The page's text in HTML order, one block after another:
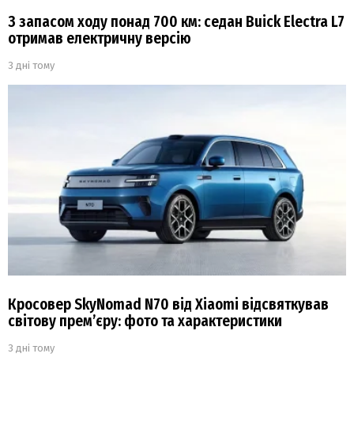
З запасом ходу понад 700 км: седан Buick Electra L7
отримав електричну версію
3 дні тому
Кросовер SkyNomad N70 від Xiaomi відсвяткував
світову прем’єру: фото та характеристики
3 дні тому